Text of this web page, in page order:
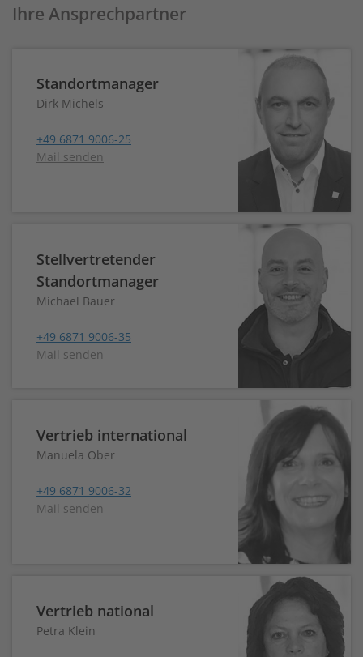
Akzeptieren
Usercentrics Consent
Ihre Ansprechpartner
Standortmanager
Dirk Michels
+49 6871 9006-25
Mail senden
Stellvertretender
Standortmanager
Michael Bauer
+49 6871 9006-35
Mail senden
Vertrieb international
Manuela Ober
+49 6871 9006-32
Mail senden
Vertrieb national
Petra Klein